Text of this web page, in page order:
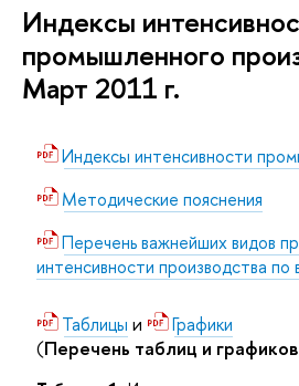
Индексы
промышленного
Март 2011 г.
Индексы интенсивности
Методические пояснения
Перечень важнейших видов
интенсивности производства
Таблицы и Графики
(Перечень таблиц и графиков